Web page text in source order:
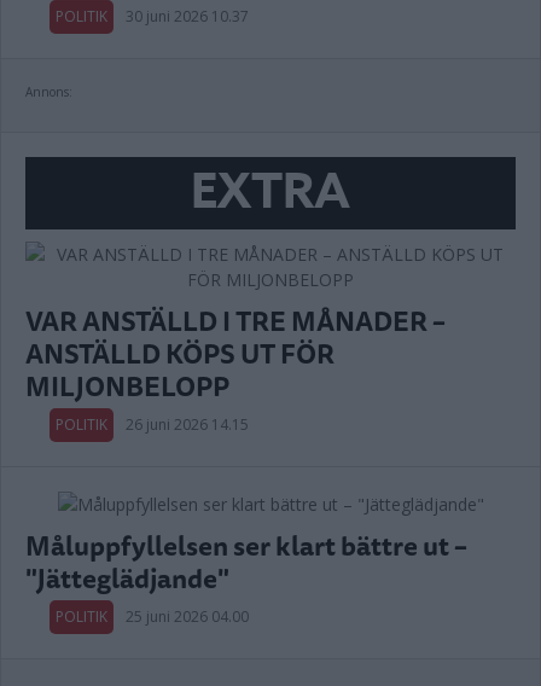
POLITIK 30 juni 2026 10.37
Annons:
EXTRA
VAR ANSTÄLLD I TRE MÅNADER –
ANSTÄLLD KÖPS UT FÖR
MILJONBELOPP
POLITIK 26 juni 2026 14.15
Måluppfyllelsen ser klart bättre ut –
"Jätteglädjande"
POLITIK 25 juni 2026 04.00